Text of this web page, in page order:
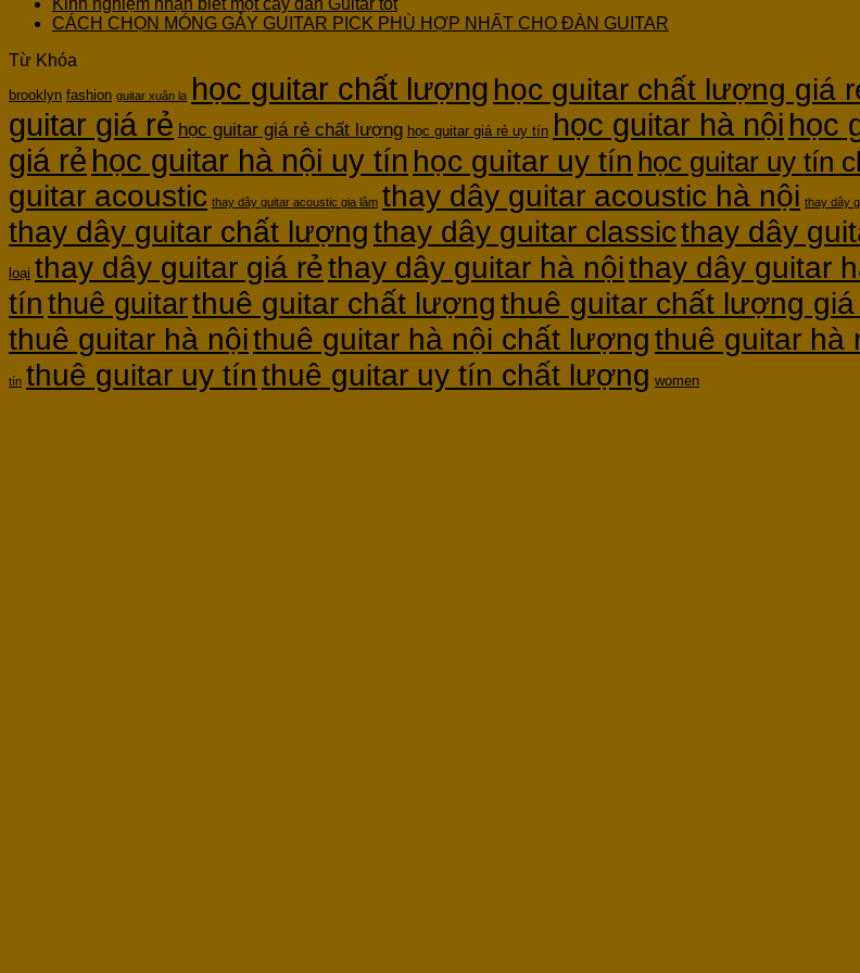
CÁCH CHỌN MÓNG GẢY GUITAR PICK PHÙ HỢP NHẤT CHO ĐÀN GUITAR
Từ Khóa
brooklyn fashion guitar xuân la học guitar chất lượng học guitar chất lượng giá
guitar giá rẻ học guitar giá rẻ chất lượng học guitar giá rẻ uy tín học guitar hà nội học
giá rẻ học guitar hà nội uy tín học guitar uy tín học guitar uy tín
guitar acoustic thay dây guitar acoustic gia lâm thay dây guitar acoustic hà nội thay dây
thay dây guitar chất lượngthay dây guitar classicthay dây
loại thay dây guitar giá rẻthay dây guitar hà nộithay dây guitar
tín thuê guitarthuê guitar chất lượngthuê guitar chất lượng giá
thuê guitar hà nộithuê guitar hà nội chất lượngthuê guitar hà
tín thuê guitar uy tínthuê guitar uy tín chất lượng women